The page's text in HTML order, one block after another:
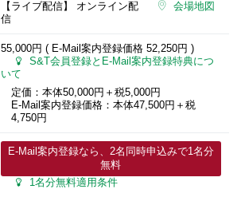
【ライブ配信】 オンライン配
信
会場地図
55,000円 ( E-Mail案内登録価格 52,250円 )
S&T会員登録とE-Mail案内登録特典につ
いて
定価：本体50,000円＋税5,000円
E-Mail案内登録価格：本体47,500円＋税
4,750円
E-Mail案内登録なら、2名同時申込みで1名分
無料
1名分無料適用条件